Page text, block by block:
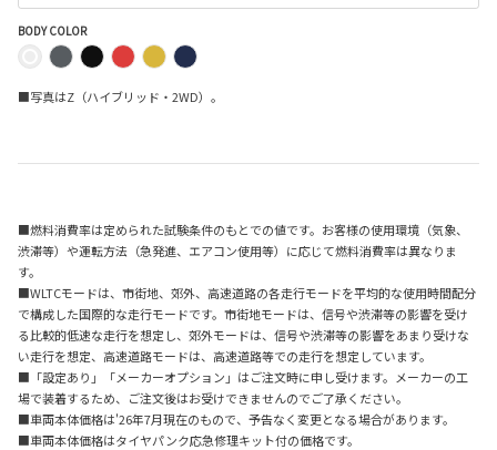
BODY COLOR
■写真はZ（ハイブリッド・2WD）。
■燃料消費率は定められた試験条件のもとでの値です。お客様の使用環境（気象、
渋滞等）や運転方法（急発進、エアコン使用等）に応じて燃料消費率は異なりま
す。
■WLTCモードは、市街地、郊外、高速道路の各走行モードを平均的な使用時間配分
で構成した国際的な走行モードです。市街地モードは、信号や渋滞等の影響を受け
る比較的低速な走行を想定し、郊外モードは、信号や渋滞等の影響をあまり受けな
い走行を想定、高速道路モードは、高速道路等での走行を想定しています。
■「設定あり」「メーカーオプション」はご注文時に申し受けます。メーカーの工
場で装着するため、ご注文後はお受けできませんのでご了承ください。
■車両本体価格は'26年7月現在のもので、予告なく変更となる場合があります。
■車両本体価格はタイヤパンク応急修理キット付の価格です。